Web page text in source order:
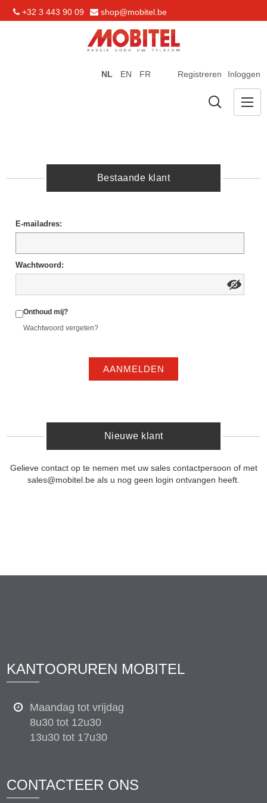
+32 3 443 90 09 shop@mobitel.be
Registreren Inloggen
NL EN FR
Bestaande klant
E-mailadres:
Wachtwoord:
Onthoud mij?
Wachtwoord vergeten?
AANMELDEN
Nieuwe klant
Gelieve contact op te nemen met uw sales contactpersoon of met
sales@mobitel.be als u nog geen login ontvangen heeft.
KANTOORUREN MOBITEL
Maandag tot vrijdag
8u30 tot 12u30
13u30 tot 17u30
CONTACTEER ONS